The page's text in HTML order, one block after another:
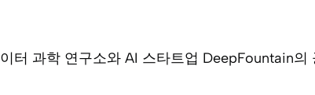
터 과학 연구소와 AI 스타트업 DeepFountain의